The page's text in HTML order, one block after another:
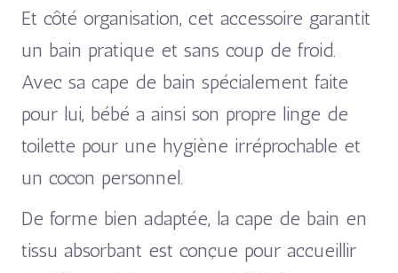
Et côté organisation, cet accessoire garantit
un bain pratique et sans coup de froid.
Avec sa cape de bain spécialement faite
pour lui, bébé a ainsi son propre linge de
toilette pour une hygiène irréprochable et
un cocon personnel.
De forme bien adaptée, la cape de bain en
tissu absorbant est conçue pour accueillir